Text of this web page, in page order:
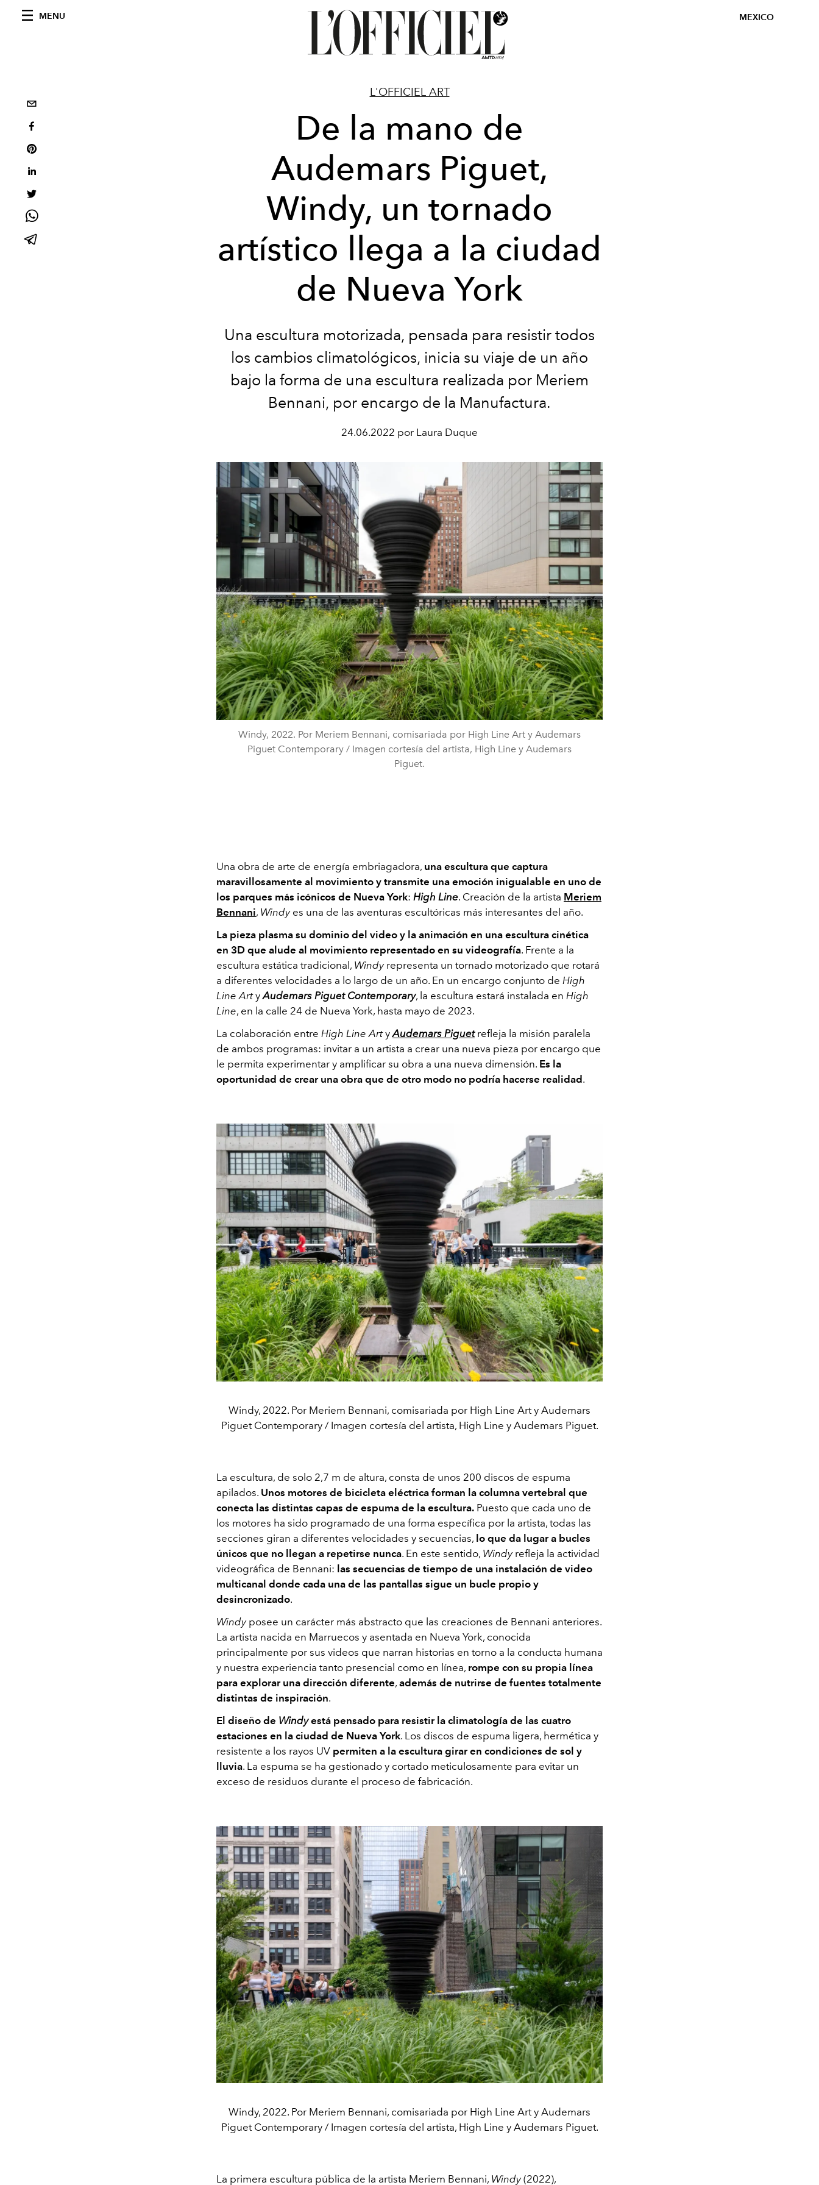
MENU MEXICO
L'OFFICIEL ART
De la mano de
Audemars Piguet,
Windy, un tornado
artístico llega a la ciudad
de Nueva York
Una escultura motorizada, pensada para resistir todos
los cambios climatológicos, inicia su viaje de un año
bajo la forma de una escultura realizada por Meriem
Bennani, por encargo de la Manufactura.
24.06.2022 por Laura Duque
Windy, 2022. Por Meriem Bennani, comisariada por High Line Art y Audemars
Piguet Contemporary / Imagen cortesía del artista, High Line y Audemars
Piguet.
Una obra de arte de energía embriagadora, una escultura que captura
maravillosamente al movimiento y transmite una emoción inigualable en uno de
los parques más icónicos de Nueva York: High Line. Creación de la artista Meriem
Bennani, Windy es una de las aventuras escultóricas más interesantes del año.
La pieza plasma su dominio del video y la animación en una escultura cinética
en 3D que alude al movimiento representado en su videografía. Frente a la
escultura estática tradicional, Windyrepresenta un tornado motorizado que rotará
a diferentes velocidades a lo largo de un año. En un encargo conjunto de High
Line ArtyAudemars Piguet Contemporary, la escultura estará instalada en High
Line, en la calle 24 de Nueva York, hasta mayo de 2023.
La colaboración entre High Line ArtyAudemars Piguet refleja la misión paralela
de ambos programas: invitar a un artista a crear una nueva pieza por encargo que
le permita experimentar y amplificar su obra a una nueva dimensión. Es la
oportunidad de crear una obra que de otro modo no podría hacerse realidad.
Windy, 2022. Por Meriem Bennani, comisariada por High Line Art y Audemars
Piguet Contemporary / Imagen cortesía del artista, High Line y Audemars Piguet.
La escultura, de solo 2,7 m de altura, consta de unos 200 discos de espuma
apilados. Unos motores de bicicleta eléctrica forman la columna vertebral que
conecta las distintas capas de espuma de la escultura. Puesto que cada uno de
los motores ha sido programado de una forma específica por la artista, todas las
secciones giran a diferentes velocidades y secuencias, lo que da lugar a bucles
únicos que no llegan a repetirse nunca. En este sentido, Windyrefleja la actividad
videográfica de Bennani: las secuencias de tiempo de una instalación de video
multicanal donde cada una de las pantallas sigue un bucle propio y
desincronizado.
Windyposee un carácter más abstracto que las creaciones de Bennani anteriores.
La artista nacida en Marruecos y asentada en Nueva York, conocida
principalmente por sus videos que narran historias en torno a la conducta humana
y nuestra experiencia tanto presencial como en línea, rompe con su propia línea
para explorar una dirección diferente, además de nutrirse de fuentes totalmente
distintas de inspiración.
El diseño de Windyestá pensado para resistir la climatología de las cuatro
estaciones en la ciudad de Nueva York. Los discos de espuma ligera, hermética y
resistente a los rayos UV permiten a la escultura girar en condiciones de sol y
lluvia. La espuma se ha gestionado y cortado meticulosamente para evitar un
exceso de residuos durante el proceso de fabricación.
Windy, 2022. Por Meriem Bennani, comisariada por High Line Art y Audemars
Piguet Contemporary / Imagen cortesía del artista, High Line y Audemars Piguet.
La primera escultura pública de la artista Meriem Bennani, Windy(2022),